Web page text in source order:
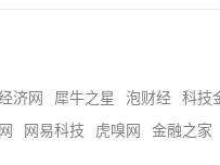
济网 犀牛之星 泡财经 科技
网易科技 虎嗅网 金融之家